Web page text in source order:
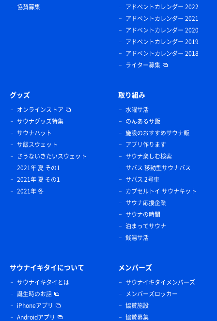
協賛募集
アドベントカレンダー 2022
アドベントカレンダー 2021
アドベントカレンダー 2020
アドベントカレンダー 2019
アドベントカレンダー 2018
ライター募集
グッズ
オンラインストア
サウナグッズ特集
サウナハット
サ飯スウェット
さうないきたいスウェット
2021年 夏 その1
2021年 夏 その1
2021年 冬
取り組み
水曜サ活
のんあるサ飯
施設のおすすめサウナ飯
アプリ作ります
サウナ楽しむ検索
サバス 移動型サウナバス
サバス 2号車
カプセルトイ サウナキット
サウナ応援企業
サウナの時間
泊まってサウナ
銭湯サ活
サウナイキタイについて
サウナイキタイとは
誕生時のお話
iPhoneアプリ
Androidアプリ
メンバーズ
サウナイキタイメンバーズ
メンバーズロッカー
協賛施設
協賛募集